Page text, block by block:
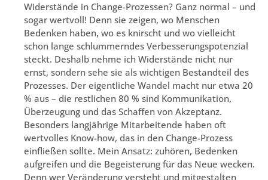
Widerstände in Change-Prozessen? Ganz normal – und
sogar wertvoll! Denn sie zeigen, wo Menschen
Bedenken haben, wo es knirscht und wo vielleicht
schon lange schlummerndes Verbesserungspotenzial
steckt. Deshalb nehme ich Widerstände nicht nur
ernst, sondern sehe sie als wichtigen Bestandteil des
Prozesses. Der eigentliche Wandel macht nur etwa 20
% aus – die restlichen 80 % sind Kommunikation,
Überzeugung und das Schaffen von Akzeptanz.
Besonders langjährige Mitarbeitende haben oft
wertvolles Know-how, das in den Change-Prozess
einfließen sollte. Mein Ansatz: zuhören, Bedenken
aufgreifen und die Begeisterung für das Neue wecken.
Denn wer Veränderung versteht und mitgestalten